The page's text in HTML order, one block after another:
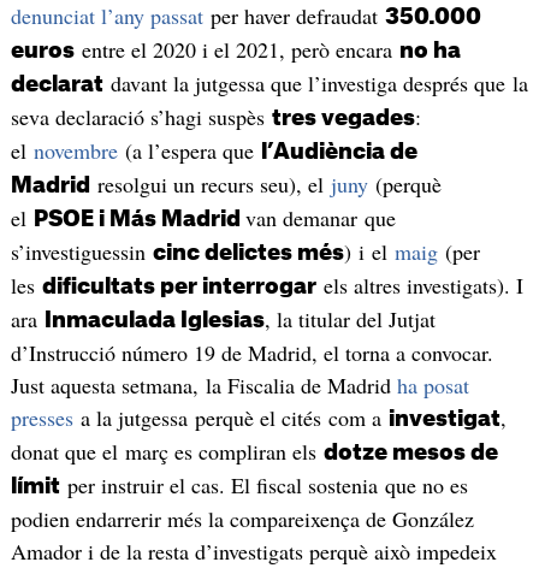
denunciat l’any passatper haver defraudat 350.000
eurosentre el 2020 i el 2021, però encara no ha
declaratdavant la jutgessa que l’investiga després que la
seva declaració s’hagi suspès tres vegades:
el novembre(a l’espera que
l’Audiència de
Madrid resolgui un recurs seu), el juny(perquè
el PSOE i Más Madrid van demanar que
s’investiguessin cinc delictes més) i el maig(per
les dificultats per interrogarels altres investigats). I
ara
Inmaculada Iglesias, la titular del Jutjat
d’Instrucció número 19 de Madrid, el torna a convocar.
Just aquesta setmana, la Fiscalia de Madrid ha posat
pressesa la jutgessa perquè el cités com a investigat,
donat que el març es compliran els dotze mesos de
límitper instruir el cas. El fiscal sostenia que no es
podien endarrerir més la compareixença de González
Amador i de la resta d’investigats perquè això impedeix